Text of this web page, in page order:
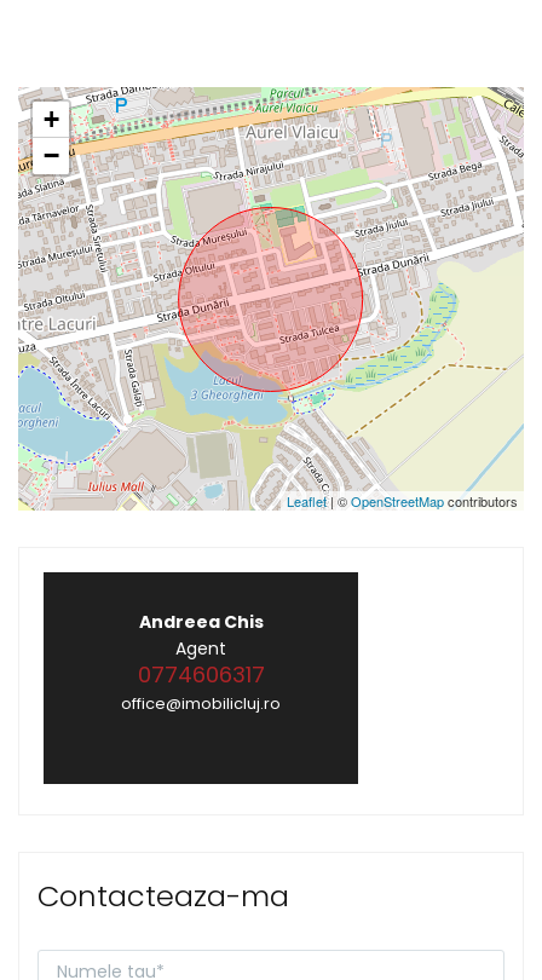
+
−
Leaflet| ©OpenStreetMapcontributors
Andreea Chis
Agent
0774606317
office@imobilicluj.ro
Contacteaza-ma